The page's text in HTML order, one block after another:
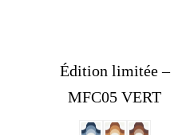
Édition limitée –
MFC05 VERT